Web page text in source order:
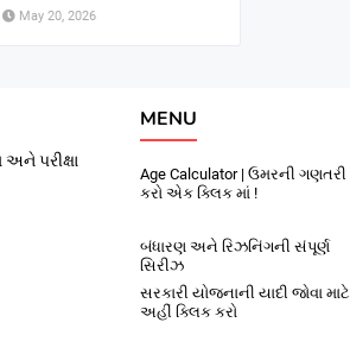
May 20, 2026
પરીક્ષા
MENU
Age Calculator | ઉમરની ગણતરી
કરો એક ક્લિક માં !
બંધારણ અને રિઝનિંગની સંપૂર્ણ
સિરીઝ
સરકારી યોજનાની યાદી જોવા માટે
અહીં ક્લિક કરો